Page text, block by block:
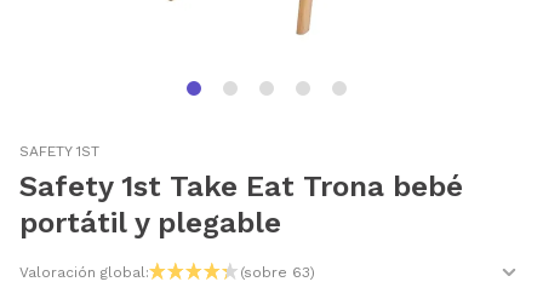
SAFETY 1ST
Safety 1st Take Eat Trona bebé
portátil y plegable
Valoración global: (sobre 63)